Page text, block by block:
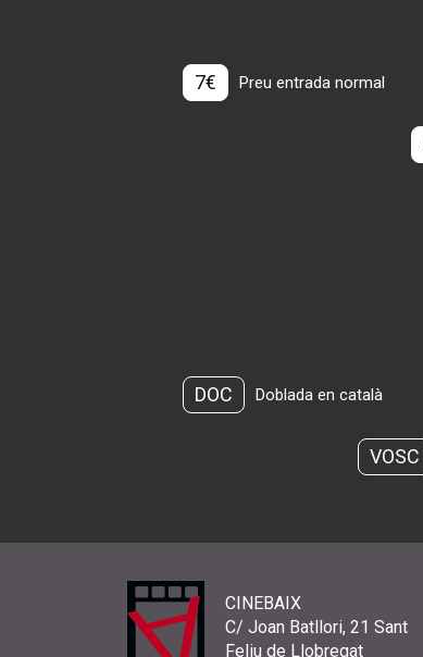
7€ Preu entrada normal
DOC Doblada en català
VOSC
CINEBAIX
C/ Joan Batllori, 21 Sant
Feliu de Llobregat